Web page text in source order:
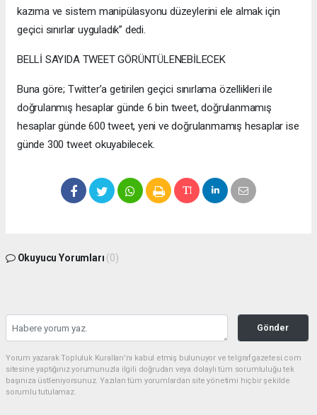
kazıma ve sistem manipülasyonu düzeylerini ele almak için
geçici sınırlar uyguladık” dedi.
BELLİ SAYIDA TWEET GÖRÜNTÜLENEBİLECEK
Buna göre; Twitter’a getirilen geçici sınırlama özellikleri ile
doğrulanmış hesaplar günde 6 bin tweet, doğrulanmamış
hesaplar günde 600 tweet, yeni ve doğrulanmamış hesaplar ise
günde 300 tweet okuyabilecek.
Okuyucu Yorumları (0)
Gönder
Yorum yazarak Topluluk Kuralları’nı kabul etmiş bulunuyor ve telgrafgazetesi.com
sitesine yaptığınız yorumunuzla ilgili doğrudan veya dolaylı tüm sorumluluğu tek
başınıza üstleniyorsunuz. Yazılan tüm yorumlardan site yönetimi hiçbir şekilde
sorumlu tutulamaz.